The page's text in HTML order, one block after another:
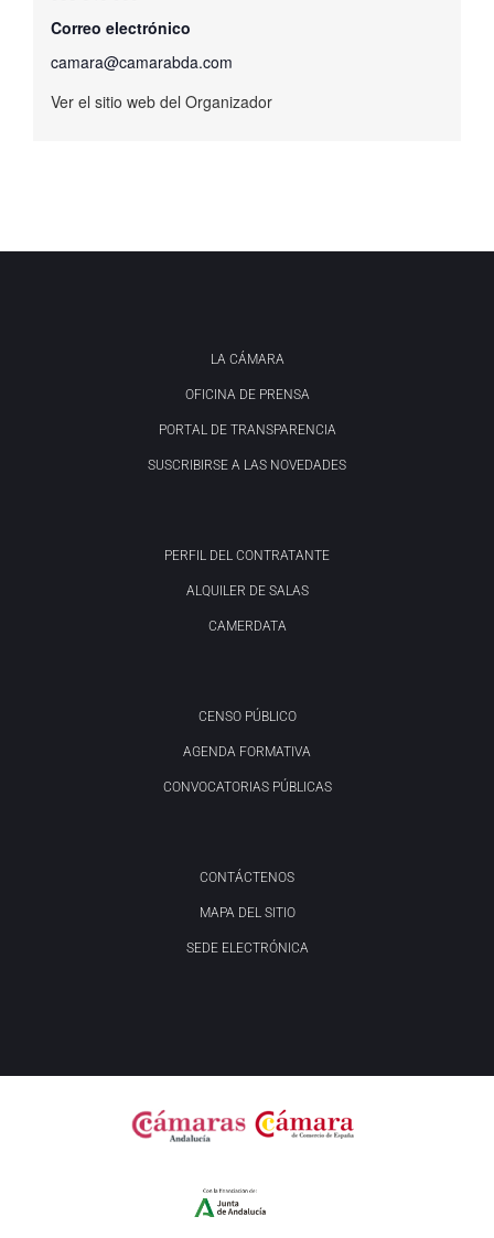
Correo electrónico
camara@camarabda.com
Ver el sitio web del Organizador
LA CÁMARA
OFICINA DE PRENSA
PORTAL DE TRANSPARENCIA
SUSCRIBIRSE A LAS NOVEDADES
PERFIL DEL CONTRATANTE
ALQUILER DE SALAS
CAMERDATA
CENSO PÚBLICO
AGENDA FORMATIVA
CONVOCATORIAS PÚBLICAS
CONTÁCTENOS
MAPA DEL SITIO
SEDE ELECTRÓNICA